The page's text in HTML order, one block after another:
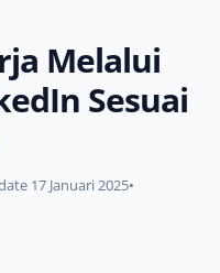
Melalui
Sesuai
17 Januari 2025•